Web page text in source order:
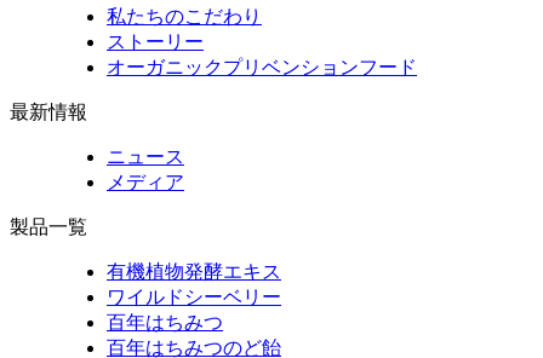
私たちのこだわり
ストーリー
オーガニックプリベンションフード
最新情報
ニュース
メディア
製品一覧
有機植物発酵エキス
ワイルドシーベリー
百年はちみつ
百年はちみつのど飴